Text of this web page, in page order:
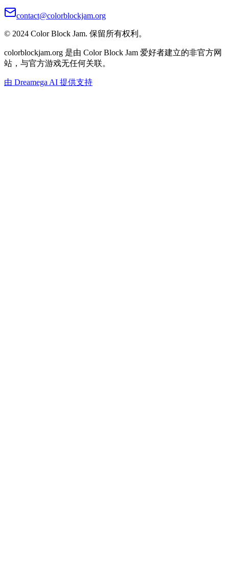
contact@colorblockjam.org
© 2024 Color Block Jam. 保留所有权利。
colorblockjam.org 是由 Color Block Jam 爱好者建立的非官方网
站，与官方游戏无任何关联。
由 Dreamega AI 提供支持